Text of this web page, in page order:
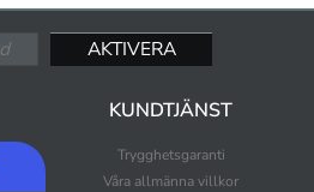
KUNDTJÄNST
Trygghetsgaranti
Våra allmänna villkor